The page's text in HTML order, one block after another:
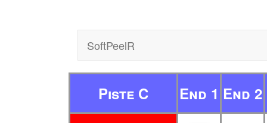
SoftPeelR
Piste C End 1 End 2